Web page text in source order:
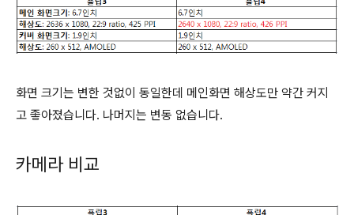
화면 크기는 변한 것없이 동일한데 메인화면 해상도만 약간 커지
고 좋아졌습니다. 나머지는 변동 없습니다.
카메라 비교